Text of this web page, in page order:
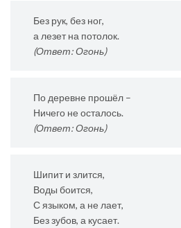
Без рук, без ног,
а лезет на потолок.
(Ответ: Огонь)
По деревне прошёл –
Ничего не осталось.
(Ответ: Огонь)
Шипит и злится,
Воды боится,
С языком, а не лает,
Без зубов, а кусает.